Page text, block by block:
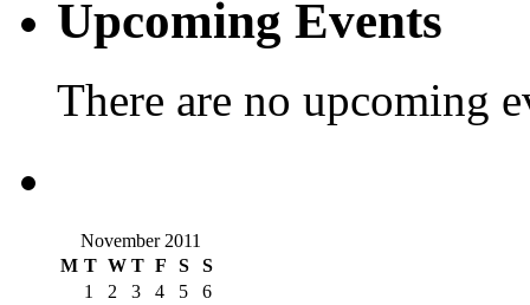
Upcoming Events
There are no upcoming
November 2011
M T W T F S S
1 2 3 4 5
6